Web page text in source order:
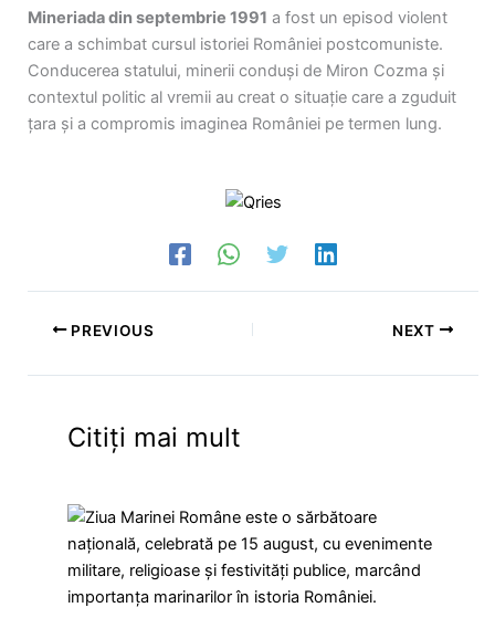
Mineriada din septembrie 1991 a fost un episod violent
care a schimbat cursul istoriei României postcomuniste.
Conducerea statului, minerii conduși de Miron Cozma și
contextul politic al vremii au creat o situație care a zguduit
țara și a compromis imaginea României pe termen lung.
PREVIOUS NEXT
Citiți mai mult